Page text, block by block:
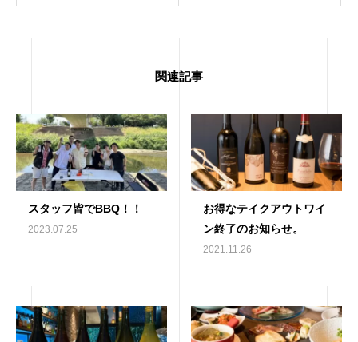
関連記事
スタッフ皆でBBQ！！
2023.07.25
お得なテイクアウトワイ
ン終了のお知らせ。
2021.11.26